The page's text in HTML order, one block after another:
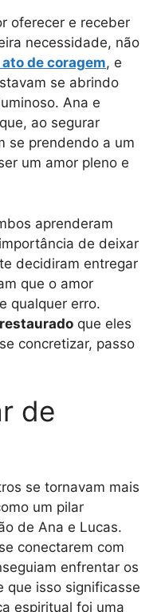
oferecer e receber
necessidade, não
de coragem, e
se abrindo
Ana e
ao segurar
se prendendo a um
um amor pleno e
aprenderam
de deixar
decidiram entregar
que o amor
qualquer erro.
que eles
concretizar, passo
de
se tornavam mais
um pilar
de Ana e Lucas.
conectarem com
enfrentar os
que isso significasse
espiritual foi uma